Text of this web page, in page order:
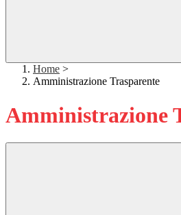
Home >
Amministrazione Trasparente
Amministrazione